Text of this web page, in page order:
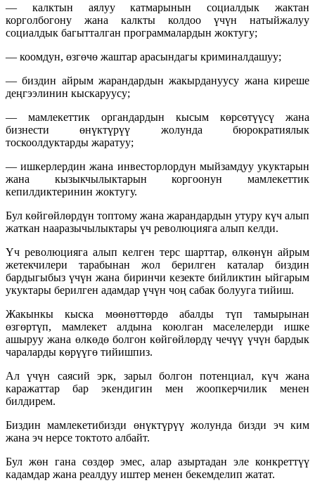
— калктын аялуу катмарынын социалдык жактан
корголбогону жана калкты колдоо үчүн натыйжалуу
социалдык багытталган программалардын жоктугу;
— коомдун, өзгөчө жаштар арасындагы криминалдашуу;
— биздин айрым жарандардын жакырдануусу жана киреше
деңгээлинин кыскаруусу;
— мамлекеттик органдардын кысым көрсөтүүсү жана
бизнести өнүктүрүү жолунда бюрократиялык
тоскоолдуктарды жаратуу;
— ишкерлердин жана инвесторлордун мыйзамдуу укуктарын
жана кызыкчылыктарын коргоонун мамлекеттик
кепилдиктеринин жоктугу.
Бул көйгөйлөрдүн топтому жана жарандардын утуру күч алып
жаткан нааразычылыктары үч революцияга алып келди.
Үч революцияга алып келген терс шарттар, өлкөнүн айрым
жетекчилери тарабынан жол берилген каталар биздин
бардыгыбыз үчүн жана биринчи кезекте бийликтин ыйгарым
укуктары берилген адамдар үчүн чоң сабак болууга тийиш.
Жакынкы кыска мөөнөттөрдө абалды түп тамырынан
өзгөртүп, мамлекет алдына коюлган маселелерди ишке
ашыруу жана өлкөдө болгон көйгөйлөрдү чечүү үчүн бардык
чараларды көрүүгө тийишпиз.
Ал үчүн саясий эрк, зарыл болгон потенциал, күч жана
каражаттар бар экендигин мен жоопкерчилик менен
билдирем.
Биздин мамлекетибизди өнүктүрүү жолунда бизди эч ким
жана эч нерсе токтото албайт.
Бул жөн гана сөздөр эмес, алар азыртадан эле конкреттүү
кадамдар жана реалдуу иштер менен бекемделип жатат.